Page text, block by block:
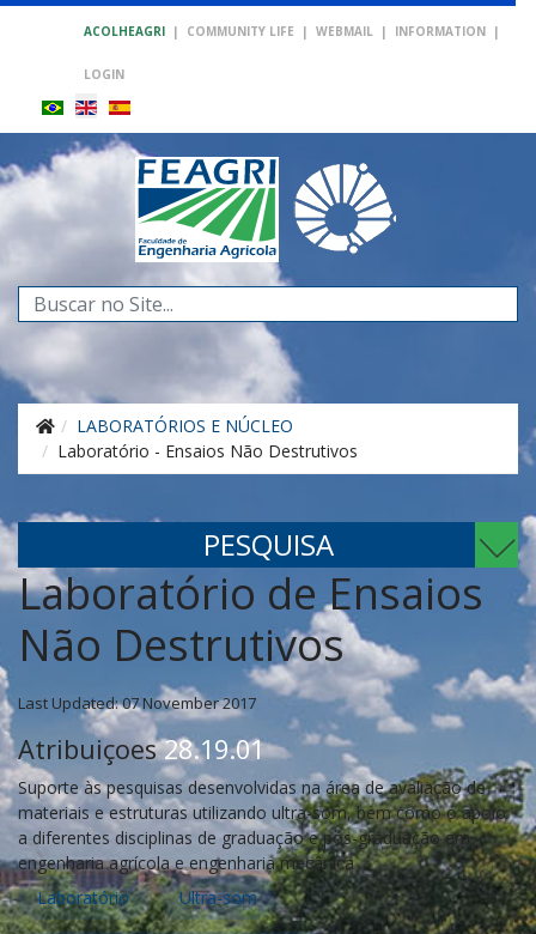
ACOLHEAGRI | COMMUNITY LIFE | WEBMAIL | INFORMATION |
LOGIN
Search
...
LABORATÓRIOS E NÚCLEO
Laboratório - Ensaios Não Destrutivos
PESQUISA
Laboratório de Ensaios
Não Destrutivos
Last Updated: 07 November 2017
Atribuiçoes28.19.01
Suporte às pesquisas desenvolvidas na área de avaliação de
materiais e estruturas utilizando ultra-som, bem como o apoio
a diferentes disciplinas de graduação e pós-graduação em
engenharia agrícola e engenharia mecânica
Laboratório
Ultra-som